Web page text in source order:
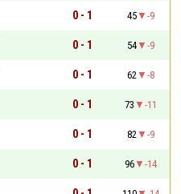
0 - 1 45
-9
0 - 1 54
-9
0 - 1 62
-8
0 - 1 73
-11
0 - 1 82
-9
0 - 1 96
-14